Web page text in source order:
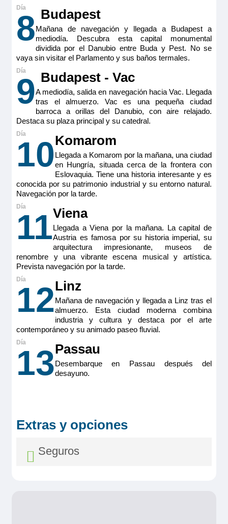
MS Viva Tiara
Double Cabin Ruby
3.595€
Reservar
Camarote doble estándar ubicada en puente intermedio
(cubierta Ruby) con balcón francés. Camarotes exteriores
perfectamente equipados con TV de pantalla plana, minibar
incluido, productos de belleza de RITUALS®, secador de
pelo, caja fuerte, aire acondicionado, ducha y WC.
Tamaño
15m2
Ocupación máxima
2
Categoría
Premium
MS Viva Tiara
3.995€
MS Viva Tiara
Double Cabin Ruby
3.595€
Reservar
Camarote doble estándar ubicada en puente intermedio
perfectamente equipados con TV de pantalla plana, minibar
incluido, productos de belleza de RITUALS®, secador de
pelo, caja fuerte, aire acondicionado, ducha y WC.
Tamaño
15m2
Ocupación máxima
Categoría
Premium
8 Budapest
Mañana de navegación y llegada a Budapest a
mediodía. Descubra esta capital monumental
dividida por el Danubio entre Buda y Pest. No se
vaya sin visitar el Parlamento y sus baños termales.
9 Budapest - Vac
A mediodía, salida en navegación hacia Vac. Llegada
tras el almuerzo. Vac es una pequeña ciudad
barroca a orillas del Danubio, con aire relajado.
Destaca su plaza principal y su catedral.
10Komarom
Llegada a Komarom por la mañana, una ciudad
en Hungría, situada cerca de la frontera con
Eslovaquia. Tiene una historia interesante y es
conocida por su patrimonio industrial y su entorno natural.
Navegación por la tarde.
11Viena
Llegada a Viena por la mañana. La capital de
Austria es famosa por su historia imperial, su
arquitectura impresionante, museos de
renombre y una vibrante escena musical y artística.
Prevista navegación por la tarde.
12Linz
Mañana de navegación y llegada a Linz tras el
almuerzo. Esta ciudad moderna combina
industria y cultura y destaca por el arte
contemporáneo y su animado paseo fluvial.
13Passau
Desembarque en Passau después del
desayuno.
Extras y opciones
Seguros